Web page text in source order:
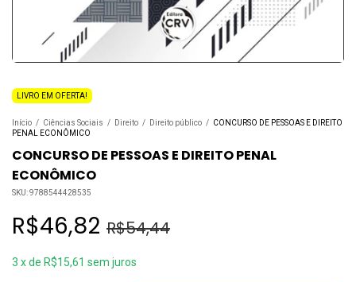
LIVRO EM OFERTA!
Início / Ciências Sociais / Direito / Direito público / CONCURSO DE PESSOAS E DIREITO
PENAL ECONÔMICO
CONCURSO DE PESSOAS E DIREITO PENAL
ECONÔMICO
SKU:9788544428535
R$46,82 R$54,44
3 xde R$15,61 sem juros